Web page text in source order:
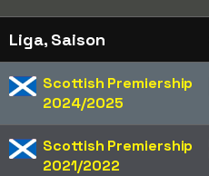
Liga, Saison
Scottish Premiership
2024/2025
Scottish Premiership
2021/2022